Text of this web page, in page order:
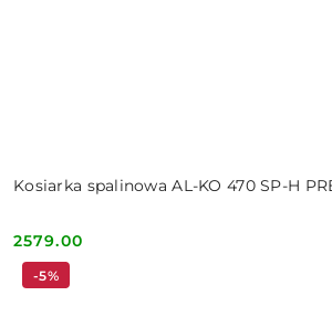
Kosiarka spalinowa AL-KO 470 SP-H
Cena:
2579.00
-5%